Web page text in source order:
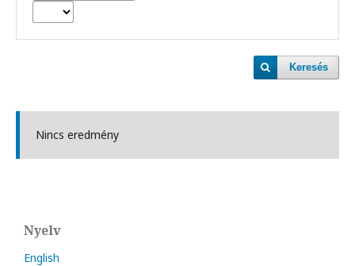
Keresés
Nincs eredmény
Nyelv
English